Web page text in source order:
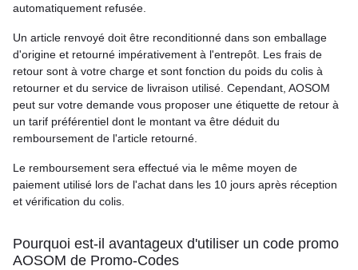
automatiquement refusée.
Un article renvoyé doit être reconditionné dans son emballage
d'origine et retourné impérativement à l'entrepôt. Les frais de
retour sont à votre charge et sont fonction du poids du colis à
retourner et du service de livraison utilisé. Cependant, AOSOM
peut sur votre demande vous proposer une étiquette de retour à
un tarif préférentiel dont le montant va être déduit du
remboursement de l'article retourné.
Le remboursement sera effectué via le même moyen de
paiement utilisé lors de l'achat dans les 10 jours après réception
et vérification du colis.
Pourquoi est-il avantageux d'utiliser un code promo
AOSOM de Promo-Codes